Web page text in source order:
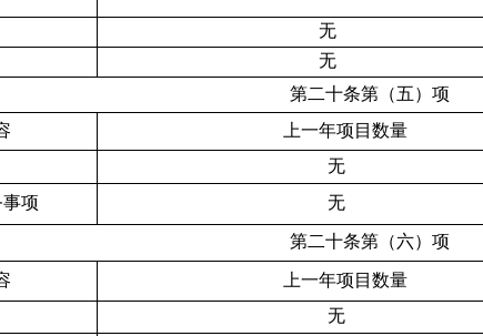
无
无
第二十条第（五）项
上一年项目数量
无
项
无
第二十条第（六）项
上一年项目数量
无